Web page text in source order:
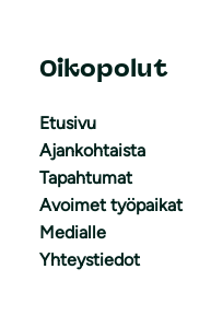
Oikopolut
Etusivu
Ajankohtaista
Tapahtumat
Avoimet työpaikat
Medialle
Yhteystiedot